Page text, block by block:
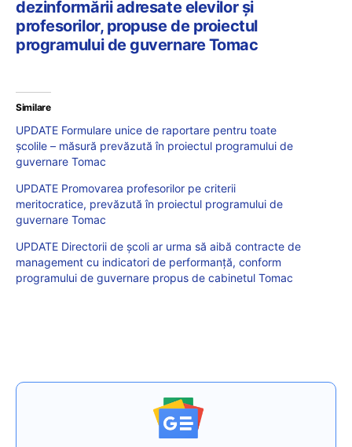
dezinformării adresate elevilor și
profesorilor, propuse de proiectul
programului de guvernare Tomac
Similare
UPDATE Formulare unice de raportare pentru toate
școlile – măsură prevăzută în proiectul programului de
guvernare Tomac
UPDATE Promovarea profesorilor pe criterii
meritocratice, prevăzută în proiectul programului de
guvernare Tomac
UPDATE Directorii de școli ar urma să aibă contracte de
management cu indicatori de performanță, conform
programului de guvernare propus de cabinetul Tomac